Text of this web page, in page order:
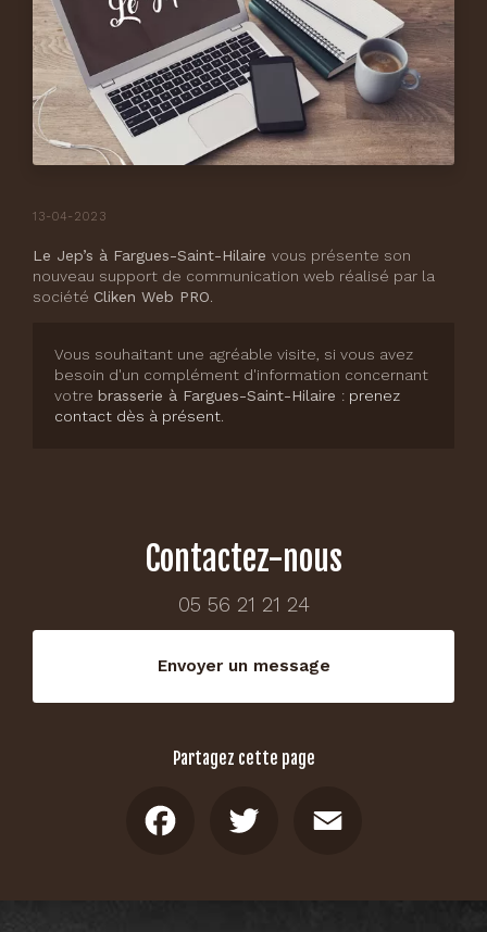
13-04-2023
Le Jep’s à Fargues-Saint-Hilaire vous présente son
nouveau support de communication web réalisé par la
société Cliken Web PRO.
Vous souhaitant une agréable visite, si vous avez
besoin d'un complément d'information concernant
votre brasserie à Fargues-Saint-Hilaire : prenez
contact dès à présent.
Contactez-nous
05 56 21 21 24
Envoyer un message
Partagez cette page